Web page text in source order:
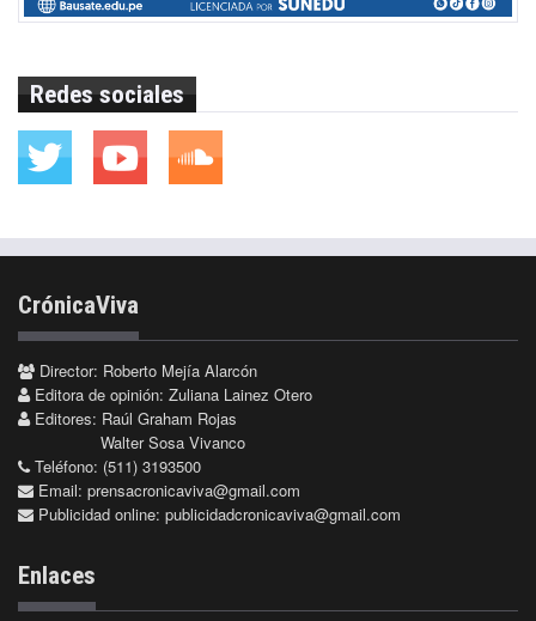
Redes sociales
CrónicaViva
Director: Roberto Mejía Alarcón
Editora de opinión: Zuliana Lainez Otero
Editores: Raúl Graham Rojas
Walter Sosa Vivanco
Teléfono: (511) 3193500
Email: prensacronicaviva@gmail.com
Publicidad online: publicidadcronicaviva@gmail.com
Enlaces